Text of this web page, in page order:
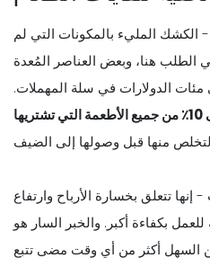
المليء بالمكونات التي لم
الطلب هنا، وبعض العناصر المُعدة
الدولارات في سلة المهملات.
4٪ إلى 10٪ من جميع الأطعمة التي تشتريها
إنها تتعلق بخسارة الأرباح وارتفاع
بكفاءة أكبر. والخبر السار هو
السهل أكثر من أي وقت مضى تتبع